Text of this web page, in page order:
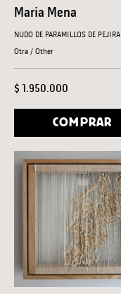
Maria Mena
NUDO DE PARAMILLOS DE PEJIRA
Otra / Other
$ 1.950.000
COMPRAR